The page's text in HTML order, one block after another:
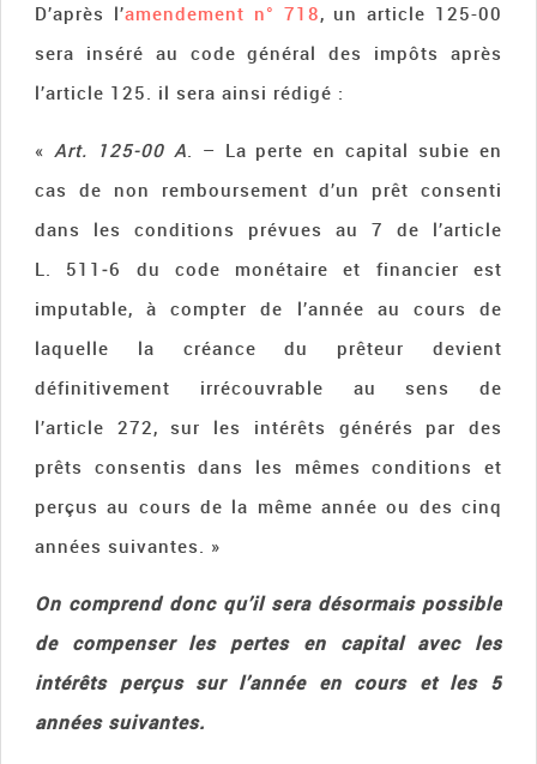
D’après l’amendement n° 718, un article 125-00
sera inséré au code général des impôts après
l’article 125. il sera ainsi rédigé :
« Art. 125‑00 A. – La perte en capital subie en
cas de non remboursement d’un prêt consenti
dans les conditions prévues au 7 de l’article
L. 511‑6 du code monétaire et financier est
imputable, à compter de l’année au cours de
laquelle la créance du prêteur devient
définitivement irrécouvrable au sens de
l’article 272, sur les intérêts générés par des
prêts consentis dans les mêmes conditions et
perçus au cours de la même année ou des cinq
années suivantes. »
On comprend donc qu’il sera désormais possible
de compenser les pertes en capital avec les
intérêts perçus sur l’année en cours et les 5
années suivantes.